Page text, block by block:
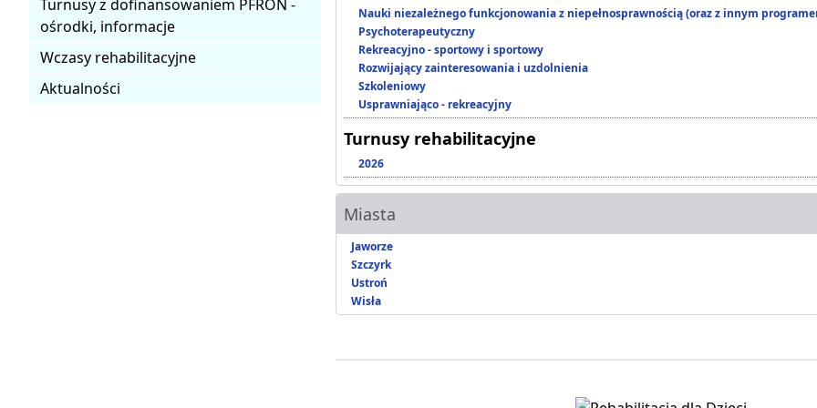
Turnusy z dofinansowaniem PFRON -
ośrodki, informacje
Wczasy rehabilitacyjne
Aktualności
Nauki niezależnego funkcjonowania z niepełnosprawnością (oraz z innym
Psychoterapeutyczny
Rekreacyjno - sportowy i sportowy
Rozwijający zainteresowania i uzdolnienia
Szkoleniowy
Usprawniająco - rekreacyjny
Turnusy rehabilitacyjne
2026
Miasta
Jaworze
Szczyrk
Ustroń
Wisła